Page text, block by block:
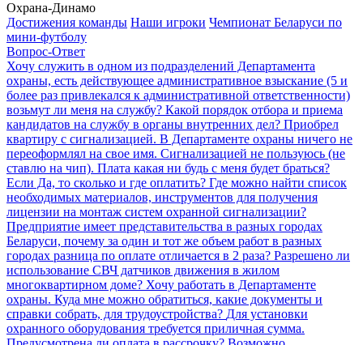
Охрана-Динамо
Достижения команды Наши игроки Чемпионат Беларуси по
мини-футболу
Вопрос-Ответ
Хочу служить в одном из подразделений Департамента
охраны, есть действующее административное взыскание (5 и
более раз привлекался к административной ответственности)
возьмут ли меня на службу? Какой порядок отбора и приема
кандидатов на службу в органы внутренних дел? Приобрел
квартиру с сигнализацией. В Департаменте охраны ничего не
переоформлял на свое имя. Сигнализацией не пользуюсь (не
ставлю на чип). Плата какая ни будь с меня будет браться?
Если Да, то сколько и где оплатить? Где можно найти список
необходимых материалов, инструментов для получения
лицензии на монтаж систем охранной сигнализации?
Предприятие имеет представительства в разных городах
Беларуси, почему за один и тот же объем работ в разных
городах разница по оплате отличается в 2 раза? Разрешено ли
использование СВЧ датчиков движения в жилом
многоквартирном доме? Хочу работать в Департаменте
охраны. Куда мне можно обратиться, какие документы и
справки собрать, для трудоустройства? Для установки
охранного оборудования требуется приличная сумма.